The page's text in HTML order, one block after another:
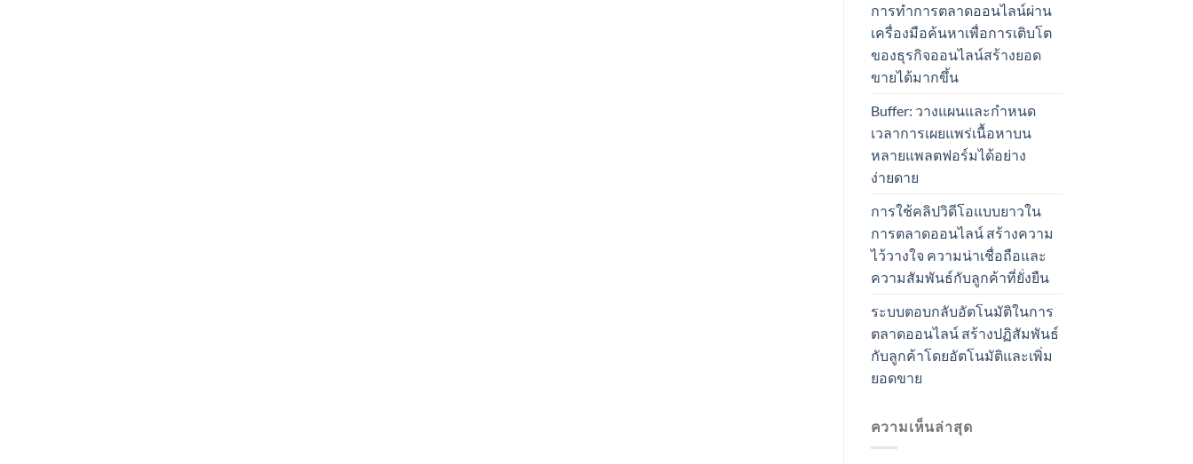
การทำการตลาดออนไลน์ผ่าน
เครื่องมือค้นหาเพื่อการเติบโต
ของธุรกิจออนไลน์สร้างยอด
ขายได้มากขึ้น
Buffer: วางแผนและกำหนด
เวลาการเผยแพร่เนื้อหาบน
หลายแพลตฟอร์มได้อย่าง
ง่ายดาย
การใช้คลิปวิดีโอแบบยาวใน
การตลาดออนไลน์ สร้างความ
ไว้วางใจ ความน่าเชื่อถือและ
ความสัมพันธ์กับลูกค้าที่ยั่งยืน
ระบบตอบกลับอัตโนมัติในการ
ตลาดออนไลน์ สร้างปฏิสัมพันธ์
กับลูกค้าโดยอัตโนมัติและเพิ่ม
ยอดขาย
ความเห็นล่าสุด